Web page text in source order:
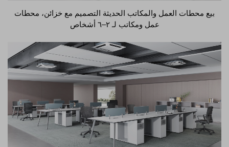
بيع محطات العمل والمكاتب الحديثة التصميم مع خزائن، محطات
عمل ومكاتب لـ ٢–٦ أشخاص